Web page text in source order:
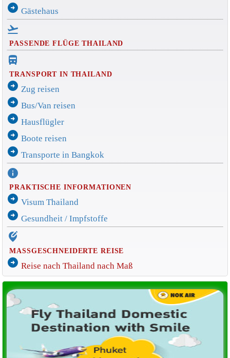
arrow_circle_right Gästehaus
flight_takeoff
PASSENDE FLÜGE THAILAND
directions_bus_filled
TRANSPORT IN THAILAND
arrow_circle_right Zug reisen
arrow_circle_right Bus/Van reisen
arrow_circle_right Hausflügler
arrow_circle_right Boote reisen
arrow_circle_right Transporte in Bangkok
info
PRAKTISCHE INFORMATIONEN
arrow_circle_right Visum Thailand
arrow_circle_right Gesundheit / Impfstoffe
edit_location_alt
MASSGESCHNEIDERTE REISE
arrow_circle_right Reise nach Thailand nach Maß